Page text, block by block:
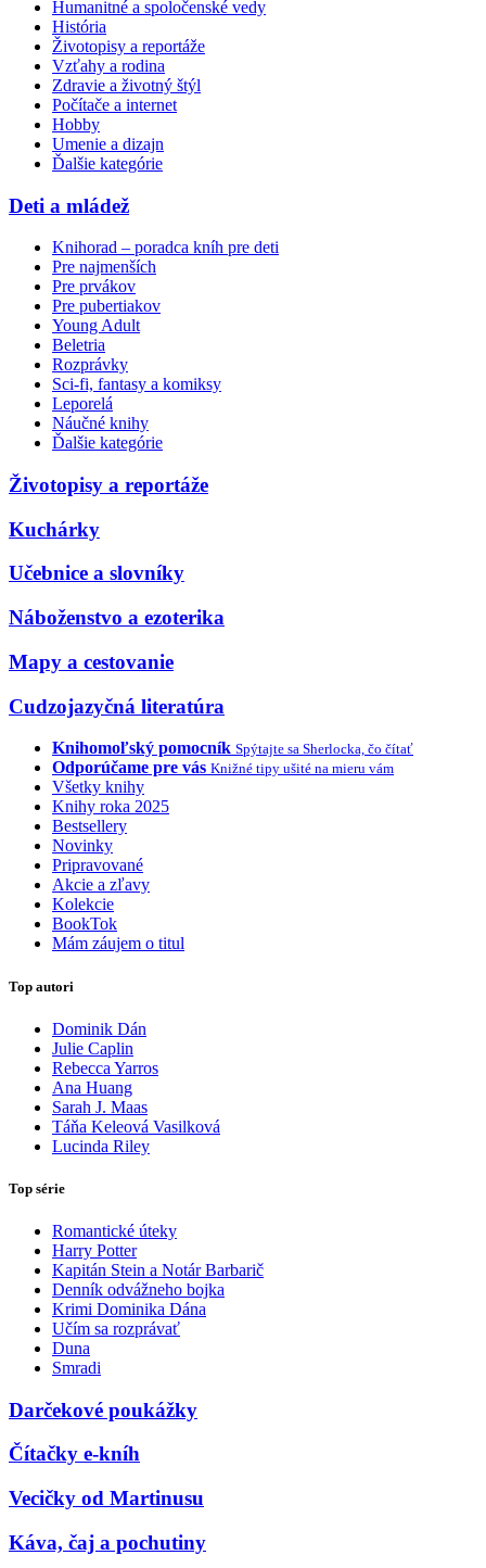
Humanitné a spoločenské vedy
História
Životopisy a reportáže
Vzťahy a rodina
Zdravie a životný štýl
Počítače a internet
Hobby
Umenie a dizajn
Ďalšie kategórie
Deti a mládež
Knihorad – poradca kníh pre deti
Pre najmenších
Pre prvákov
Pre pubertiakov
Young Adult
Beletria
Rozprávky
Sci-fi, fantasy a komiksy
Leporelá
Náučné knihy
Ďalšie kategórie
Životopisy a reportáže
Kuchárky
Učebnice a slovníky
Náboženstvo a ezoterika
Mapy a cestovanie
Cudzojazyčná literatúra
Knihomoľský pomocník Spýtajte sa Sherlocka, čo čítať
Odporúčame pre vás Knižné tipy ušité na mieru vám
Všetky knihy
Knihy roka 2025
Bestsellery
Novinky
Pripravované
Akcie a zľavy
Kolekcie
BookTok
Mám záujem o titul
Top autori
Dominik Dán
Julie Caplin
Rebecca Yarros
Ana Huang
Sarah J. Maas
Táňa Keleová Vasilková
Lucinda Riley
Top série
Romantické úteky
Harry Potter
Kapitán Stein a Notár Barbarič
Denník odvážneho bojka
Krimi Dominika Dána
Učím sa rozprávať
Duna
Smradi
Darčekové poukážky
Čítačky e-kníh
Vecičky od Martinusu
Káva, čaj a pochutiny